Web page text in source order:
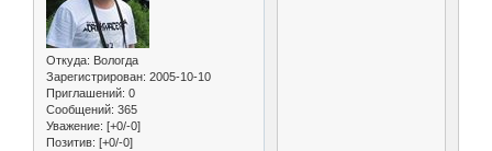
Откуда: Вологда
Зарегистрирован: 2005-10-10
Приглашений: 0
Сообщений: 365
Уважение: [+0/-0]
Позитив: [+0/-0]